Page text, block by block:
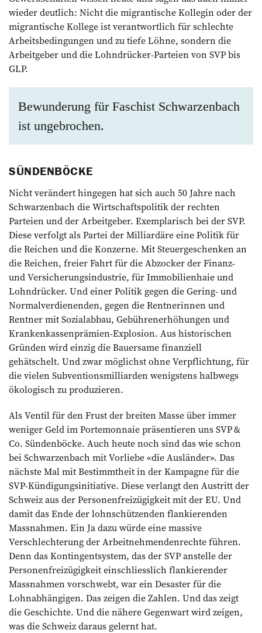
wieder deutlich: Nicht die migrantische Kollegin oder der
migrantische Kollege ist verantwortlich für schlechte
Arbeitsbedingungen und zu tiefe Löhne, sondern die
Arbeitgeber und die Lohndrücker-Parteien von SVP bis
GLP.
Bewunderung für Faschist Schwarzenbach
ist ungebrochen.
SÜNDENBÖCKE
Nicht verändert hingegen hat sich auch 50 Jahre nach
Schwarzenbach die Wirtschaftspolitik der rechten
Parteien und der Arbeitgeber. Exemplarisch bei der SVP.
Diese verfolgt als Partei der Milliardäre eine Politik für
die Reichen und die Konzerne. Mit Steuergeschenken an
die Reichen, freier Fahrt für die Abzocker der Finanz-
und Versicherungsindustrie, für Immobilienhaie und
Lohndrücker. Und einer Politik gegen die Gering- und
Normalverdienenden, gegen die Rentnerinnen und
Rentner mit Sozialabbau, Gebührenerhöhungen und
Krankenkassenprämien-Explosion. Aus historischen
Gründen wird einzig die Bauersame finanziell
gehätschelt. Und zwar möglichst ohne Verpflichtung, für
die vielen Subventionsmil­liarden wenigstens halbwegs
ökologisch zu produzieren.
Als Ventil für den Frust der breiten Masse über immer
weniger Geld im Portemonnaie präsentieren uns SVP &
Co. Sündenböcke. Auch heute noch sind das wie schon
bei Schwarzenbach mit Vorliebe «die Ausländer». Das
nächste Mal mit Bestimmtheit in der Kampagne für die
SVP-Kündigungsinitiative. Diese verlangt den Austritt der
Schweiz aus der Personenfreizügigkeit mit der EU. Und
damit das Ende der lohnschützenden flankierenden
Massnahmen. Ein Ja dazu würde eine massive
Verschlechterung der Arbeitnehmendenrechte führen.
Denn das Kontingentsystem, das der SVP anstelle der
Personenfreizügigkeit einschliesslich flankierender
Massnahmen vorschwebt, war ein Des­aster für die
Lohnabhängigen. Das zeigen die Zahlen. Und das zeigt
die Geschichte. Und die nähere Gegenwart wird zeigen,
was die Schweiz daraus gelernt hat.